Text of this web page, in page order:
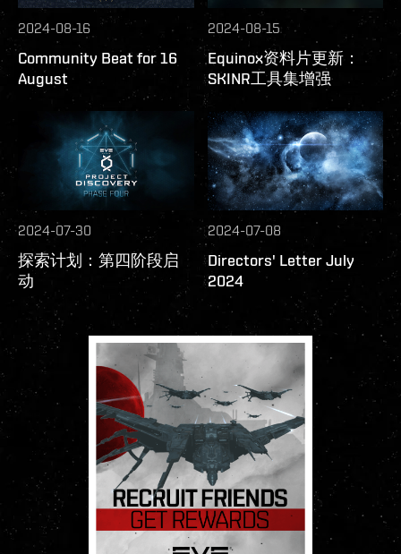
2024-08-16
Community Beat for 16
August
2024-08-15
Equinox资料片更新：
SKINR工具集增强
2024-07-30
探索计划：第四阶段启
动
2024-07-08
Directors' Letter July
2024